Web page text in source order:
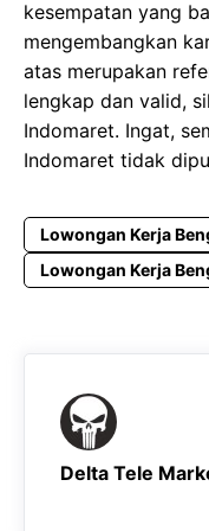
kesempatan yang
mengembangkan
atas merupakan
lengkap dan valid,
Indomaret. Ingat,
Indomaret tidak
Lowongan Kerja
Lowongan Kerja
Delta Tele